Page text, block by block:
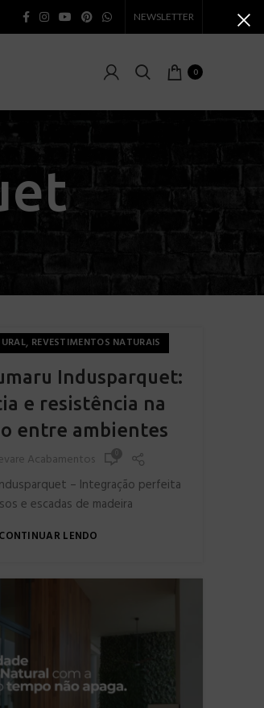
NEWSLETTER
0
, REVESTIMENTOS NATURAIS
Indusparquet:
e resistência na
entre ambientes
Acabamentos
– Integração perfeita
e escadas de madeira
CONTINUAR LENDO